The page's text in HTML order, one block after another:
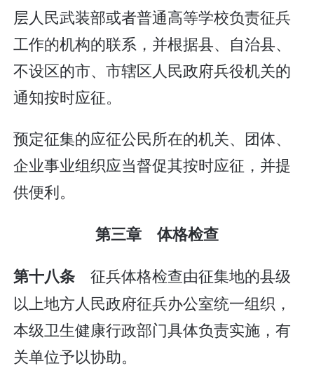
层人民武装部或者普通高等学校负责征兵
工作的机构的联系，并根据县、自治县、
不设区的市、市辖区人民政府兵役机关的
通知按时应征。
预定征集的应征公民所在的机关、团体、
企业事业组织应当督促其按时应征，并提
供便利。
第三章 体格检查
第十八条 征兵体格检查由征集地的县级
以上地方人民政府征兵办公室统一组织，
本级卫生健康行政部门具体负责实施，有
关单位予以协助。